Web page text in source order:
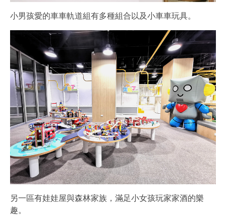
小男孩愛的車車軌道組有多種組合以及小車車玩具。
另一區有娃娃屋與森林家族，滿足小女孩玩家家酒的樂
趣。